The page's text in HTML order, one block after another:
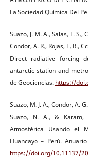
La Sociedad Química Del
Suazo, J. M. A., Salas, L. S.,
Condor, A. R., Rojas, E. R.,
Direct radiative forcing
antarctic station and
de Geociencias. https://
Suazo, M. J. A., Condor, A.
Suazo, N. A., &
Atmosférica Usando el
Huancayo – Perú.
https://doi.org/10.11137/